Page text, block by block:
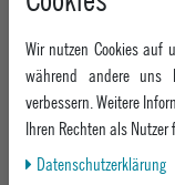
Wir nutzen Cookies auf
während andere uns
verbessern. Weitere
Ihren Rechten als
Daten­schutz­erklärung